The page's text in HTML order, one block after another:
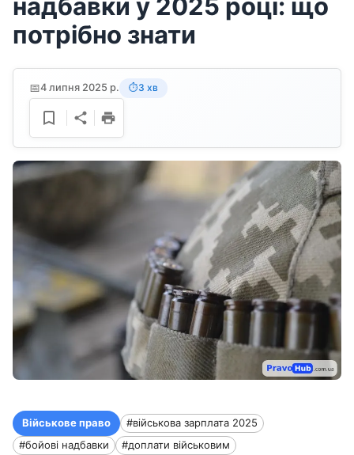
потрібно знати
📅4 липня 2025 р. ⏱️3 хв
Військове право
#військова зарплата 2025
#бойові надбавки
#доплати військовим